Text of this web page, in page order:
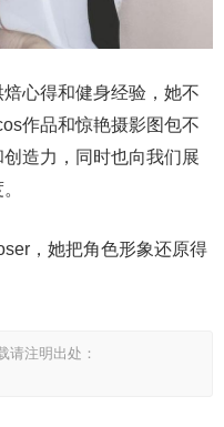
心得和健身经验，她不
作品和惊艳摄影图包不
造力，同时也向我们展
，她把角色形象还原得
请注明出处：